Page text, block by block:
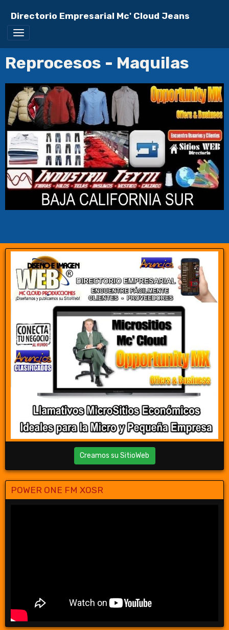
Directorio Empresarial Mc' Cloud Jeans
Reprocesos - Maquilas
Creamos su SitioWeb
POWER ONE FM XOSR